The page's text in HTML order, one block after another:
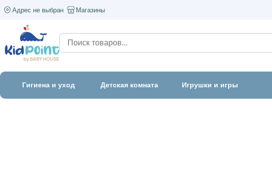
Адрес не выбран Магазины
Гигиена и уход Детская комната Игрушки и игры